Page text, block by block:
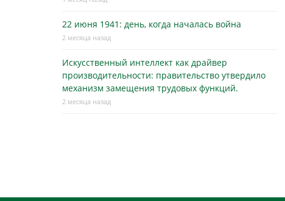
22 июня 1941: день, когда началась война
2 месяца назад
Искусственный интеллект как драйвер
производительности: правительство утвердило
механизм замещения трудовых функций.
2 месяца назад